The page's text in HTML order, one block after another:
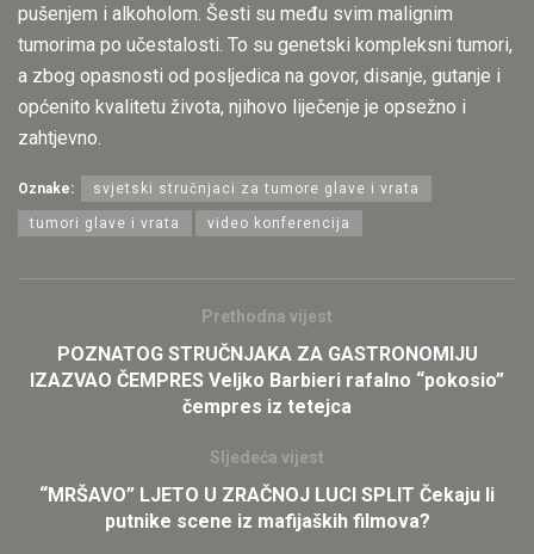
pušenjem i alkoholom. Šesti su među svim malignim
tumorima po učestalosti. To su genetski kompleksni tumori,
a zbog opasnosti od posljedica na govor, disanje, gutanje i
općenito kvalitetu života, njihovo liječenje je opsežno i
zahtjevno.
Oznake: svjetski stručnjaci za tumore glave i vrata
tumori glave i vrata video konferencija
Prethodna vijest
POZNATOG STRUČNJAKA ZA GASTRONOMIJU
IZAZVAO ČEMPRES Veljko Barbieri rafalno “pokosio”
čempres iz tetejca
Sljedeća vijest
“MRŠAVO” LJETO U ZRAČNOJ LUCI SPLIT Čekaju li
putnike scene iz mafijaških filmova?